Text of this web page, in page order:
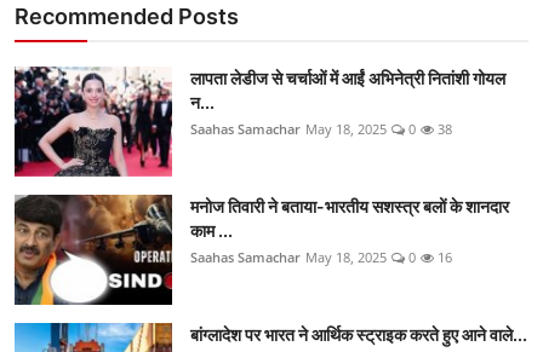
Recommended Posts
लापता लेडीज से चर्चाओं में आईं अभिनेत्री नितांशी गोयल
न...
Saahas Samachar May 18, 2025 0 38
मनोज तिवारी ने बताया-भारतीय सशस्त्र बलों के शानदार
काम ...
Saahas Samachar May 18, 2025 0 16
बांग्लादेश पर भारत ने आर्थिक स्ट्राइक करते हुए आने वाले...